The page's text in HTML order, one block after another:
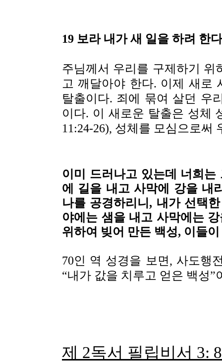
19 보라 내가 새 일을 하려 한
주님께서 우리를 구제하기 위
고 깨달아야 한다. 이제 새로
탈출이다. 죄에 묶여 살던 우
이다. 이 새로운 탈출은 성체
11:24-26), 성체를 모심으로써
이미 드러나고 있는데 너희
에 길을 내고 사막에 강을 내
나를 공경하리니, 내가 선택
야에는 샘을 내고 사막에는
위하여 빚어 만든 백성, 이들
70인 역 성경을 보면, 사도행
“내가 값을 치루고 얻은 백성”
제 2독서 필립비서 3: